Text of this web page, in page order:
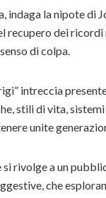
indaga la nipote di
recupero dei
di colpa.
intreccia
stili di vita,
unite
rivolge a un
che